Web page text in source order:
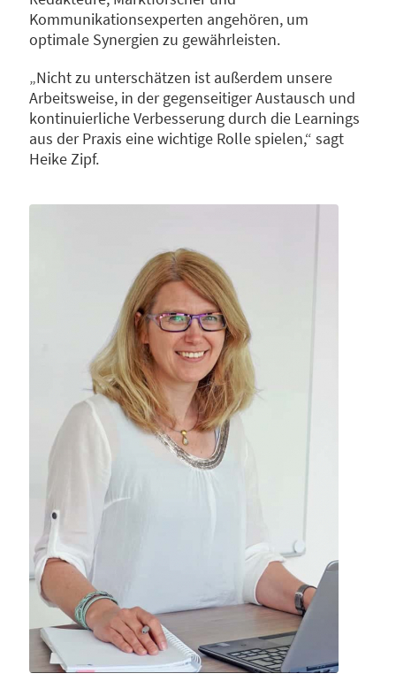
Kommunikationsexperten angehören, um
optimale Synergien zu gewährleisten.
„Nicht zu unterschätzen ist außerdem unsere
Arbeitsweise, in der gegenseitiger Austausch und
kontinuierliche Verbesserung durch die Learnings
aus der Praxis eine wichtige Rolle spielen,“ sagt
Heike Zipf.